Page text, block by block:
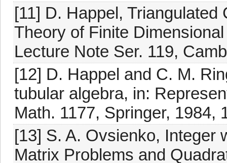
[11] D. Happel,
Theory of Finite
Lecture Note Ser. 119,
[12] D. Happel and C. M.
tubular algebra, in:
Math. 1177, Springer, 1984,
[13] S. A. Ovsienko, Integer
Matrix Problems and